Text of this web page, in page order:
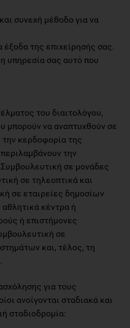
συνεχή μέθοδο για να
της επιχείρησής σας.
υπηρεσία σας αυτό που
του διαιτολόγου,
μπορούν να αναπτυχθούν σε
την κερδοφορία της
την
σε μονάδες
σε τηλεοπτικά και
σε εταιρείες δημοσίων
κέντρα ή
ή επιστήμονες
σε
και, τέλος, τη
για τους
ανοίγονται σταδιακά και
σταδιοδρομία: